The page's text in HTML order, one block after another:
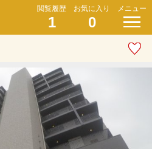
閲覧履歴
1
お気に入り
0
メニュー